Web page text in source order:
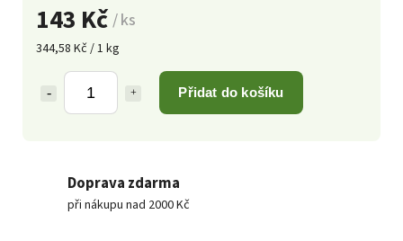
143 Kč / ks
344,58 Kč / 1 kg
Přidat do košíku
Doprava zdarma
při nákupu nad 2000 Kč